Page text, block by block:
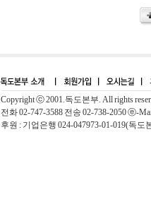
Copyright ⓒ 2001.독도본부. All rights
전화 02-747-3588 전송 02-738-2050 ⓔ-
후원 : 기업은행 024-047973-01-019(독도